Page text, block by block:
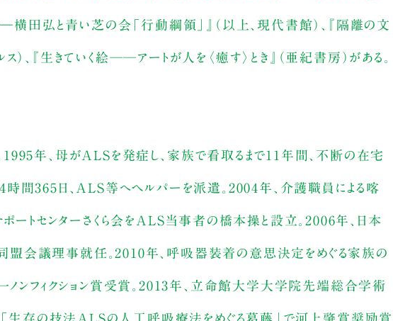
横田弘と青い芝の会「行動綱領」』（以上、現代書館）、『隔離の文
『生きていく絵──アートが人を〈癒す〉とき』（亜紀書房）がある。
年、母がALSを発症し、家族で看取るまで11年間、不断の在宅
時間365日、ALS等へヘルパーを派遣。2004年、介護職員による喀
トセンターさくら会をALS当事者の橋本操と設立。2006年、日本
会議理事就任。2010年、呼吸器装着の意思決定をめぐる家族の
ンフィクション賞受賞。2013年、立命館大学大学院先端総合学術
生存の技法ALSの人工呼吸療法をめぐる葛藤」で河上肇賞奨励賞